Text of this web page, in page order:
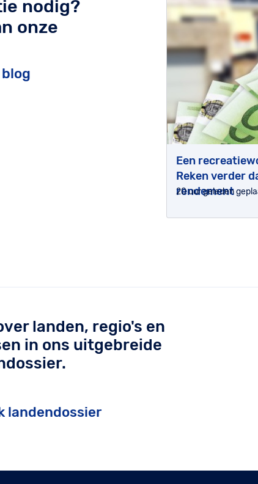
nodig?
onze
blog
Een
Reken verder
rendement
20 uur geleden
landen, regio's en
in ons uitgebreide
landendossier